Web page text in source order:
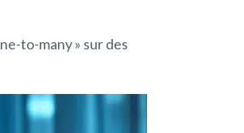
to-many » sur des